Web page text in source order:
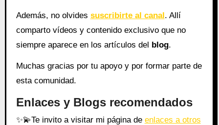
Además, no olvides suscribirte al canal. Allí
comparto vídeos y contenido exclusivo que no
siempre aparece en los artículos del blog.
Muchas gracias por tu apoyo y por formar parte de
esta comunidad.
Enlaces y Blogs recomendados
✨💫Te invito a visitar mi página de enlaces a otros